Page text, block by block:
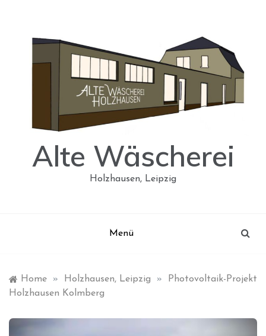
Alte Wäscherei
Holzhausen, Leipzig
Menü
Home » Holzhausen, Leipzig »
Photovoltaik-Projekt
Holzhausen Kolmberg